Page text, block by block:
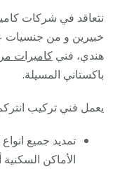
نتعاقد في شركات
خبيرين و من جنسيات
هندي، فنيكاميرات
باكستاني المسيلة.
يعمل فني تركيب
تمديد جميع
الأماكن السكنية